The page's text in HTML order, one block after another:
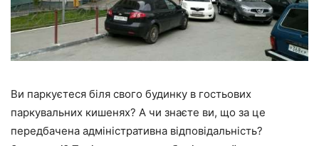
Ви паркуєтеся біля свого будинку в гостьових
паркувальних кишенях? А чи знаєте ви, що за це
передбачена адміністративна відповідальність?